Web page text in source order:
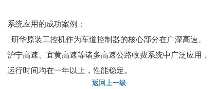
系统应用的成功案例：
研华原装工控机作为车道控制器的核心部分在广深高速、
沪宁高速、宜黄高速等诸多高速公路收费系统中广泛应用，
运行时间均在一年以上，性能稳定。
返回上一级